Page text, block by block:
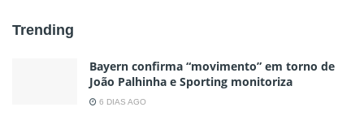
Trending
Bayern confirma “movimento” em torno de
João Palhinha e Sporting monitoriza
6 DIAS AGO